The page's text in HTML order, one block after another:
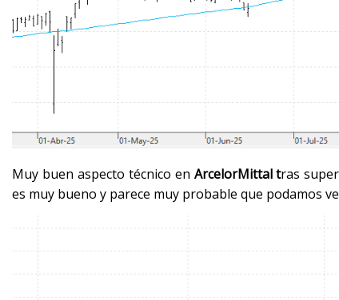
Muy buen aspecto técnico en ArcelorMittal tras
es muy bueno y parece muy probable que podamos